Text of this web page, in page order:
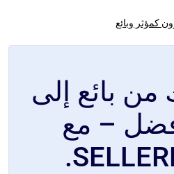
كمؤثر وبائع
من بائع إلى
– مع